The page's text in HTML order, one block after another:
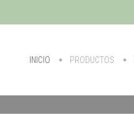
INICIO PRODUCTOS